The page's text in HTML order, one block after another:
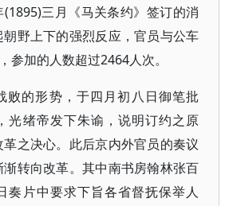
三月《马关条约》签订的消
野上下的强烈反应，官员与公车
参加的人数超过2464人次。
败的形势，于四月初八日御笔批
光绪帝发下朱谕，说明订约之原
之决心。此后京内外官员的奏议
转向改革。其中南书房翰林张百
奏片中要求下旨各省督抚保举人